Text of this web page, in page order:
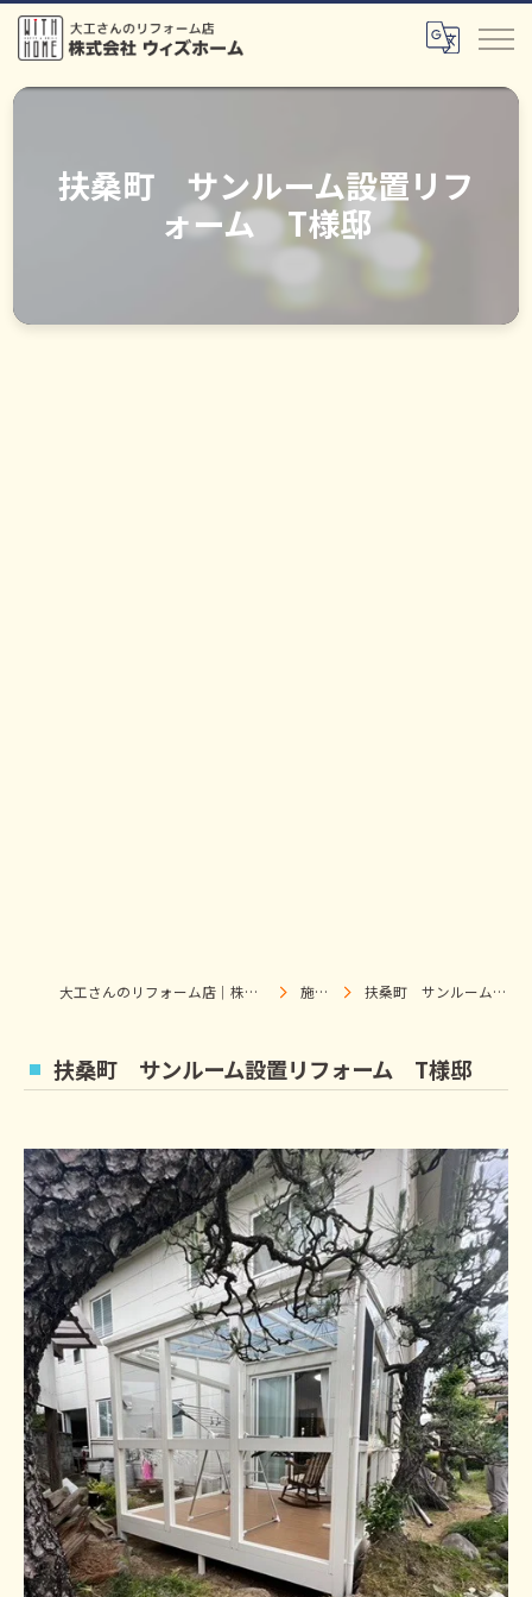
扶桑町 サンルーム設置リフ
ォーム T様邸
大工さんのリフォーム店｜株式会社ウィズホーム｜扶桑・犬山 施工事例 扶桑町 サンルーム設置リフォーム T様邸
扶桑町 サンルーム設置リフォーム T様邸